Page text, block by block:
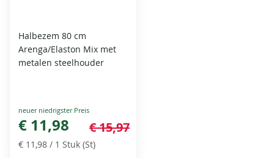
Halbezem 80 cm
Arenga/Elaston Mix met
metalen steelhouder
Special
Price
€ 11,98 € 15,97
€ 11,98 / 1 Stuk (St)